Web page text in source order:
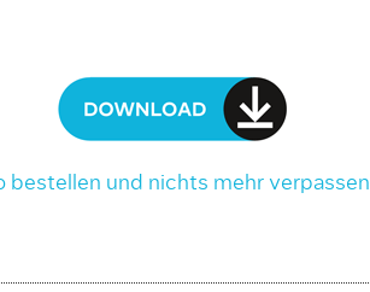
bestellen und nichts mehr verpassen